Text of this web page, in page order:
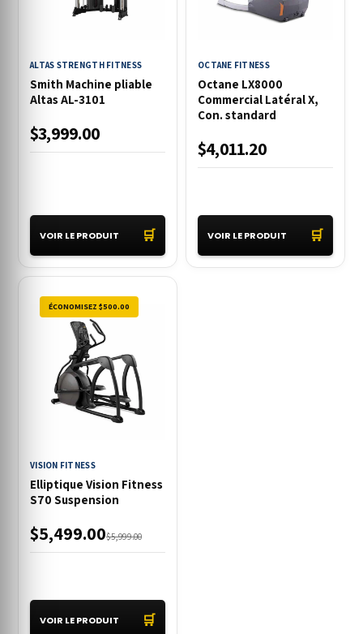
ALTAS STRENGTH FITNESS
Smith Machine pliable
Altas AL-3101
$3,999.00
VOIR LE PRODUIT 🛒
OCTANE FITNESS
Octane LX8000
Commercial Latéral X,
Con. standard
$4,011.20
VOIR LE PRODUIT 🛒
ÉCONOMISEZ $500.00
VISION FITNESS
Elliptique Vision Fitness
S70 Suspension
$5,999.00
$5,499.00
VOIR LE PRODUIT 🛒